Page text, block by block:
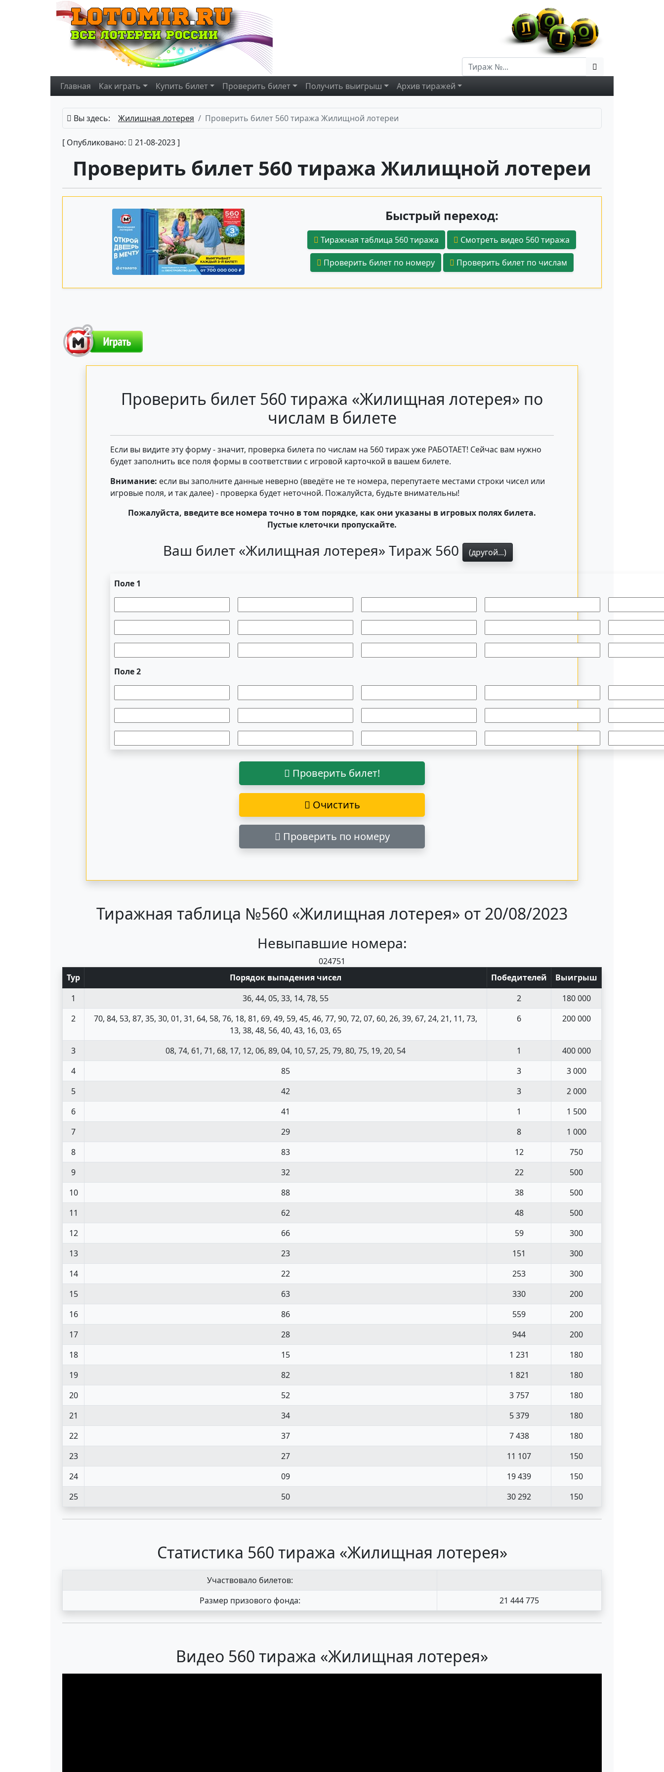
Главная Как играть Купить билет Проверить билет Получить выигрыш Архивтиражей
Вы здесь: Жилищная лотерея Проверить билет 560 тиража Жилищной лотереи
[ Опубликовано: 21-08-2023 ]
Проверить билет 560 тиража Жилищной лотереи
Быстрый переход:
Тиражная таблица 560 тиража Смотреть видео 560 тиража
Проверить билет по номеру Проверить билет по числам
Проверить билет 560 тиража «Жилищная лотерея» по
числам в билете
Если вы видите эту форму - значит, проверка билета по числам на 560 тираж уже РАБОТАЕТ! Сейчас вам нужно
будет заполнить все поля формы в соответствии с игровой карточкой в вашем билете.
Внимание: если вы заполните данные неверно (введёте не те номера, перепутаете местами строки чисел или
игровые поля, и так далее) - проверка будет неточной. Пожалуйста, будьте внимательны!
Пожалуйста, введите все номера точно в том порядке, как они указаны в игровых полях билета.
Пустые клеточки пропускайте.
Ваш билет «Жилищная лотерея» Тираж 560 (другой...)
Поле 1
Поле 2
Проверить билет!
Очистить
Проверить по номеру
Тиражная таблица №560 «Жилищная лотерея» от 20/08/2023
Невыпавшие номера:
024751
Тур
Порядок выпадения чисел Победителей
Выигрыш
1
36, 44, 05, 33, 14, 78, 55 2
180 000
2
70, 84, 53, 87, 35, 30, 01, 31, 64, 58, 76, 18, 81, 69, 49, 59, 45, 46, 77, 90, 72, 07, 60, 26, 39, 67, 24, 21, 11, 73,
13, 38, 48, 56, 40, 43, 16, 03, 65
6 200 000
3 08, 74, 61, 71, 68, 17, 12, 06, 89, 04, 10, 57, 25, 79, 80, 75, 19, 20, 54 1
400 000
4
85 3
3 000
5
42 3
2 000
6
41 1
1 500
7
29 8
1 000
8
83 12
750
9
32 22
500
10
88 38
500
11
62 48
500
12
66 59
300
13
23 151
300
14
22 253
300
15
63 330
200
16
86 559
200
17
28 944
200
18
15 1 231
180
19
82 1 821
180
20
52 3 757
180
21
34 5 379
180
22
37 7 438
180
23
27 11 107
150
24
09 19 439
150
25
50 30 292 150
Статистика 560 тиража «Жилищная лотерея»
Участвовало билетов:
Размер призового фонда:
21 444 775
Видео 560 тиража «Жилищная лотерея»